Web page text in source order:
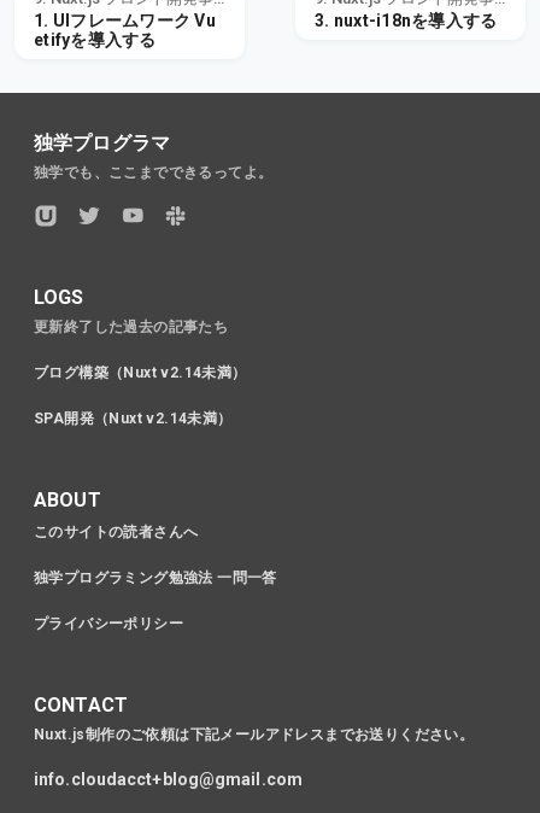
1. UIフレームワーク Vu
etifyを導入する
3. nuxt-i18nを導入する
独学プログラマ
独学でも、ここまでできるってよ。
LOGS
更新終了した過去の記事たち
ブログ構築（Nuxt v2.14未満）
SPA開発（Nuxt v2.14未満）
ABOUT
このサイトの読者さんへ
独学プログラミング勉強法 一問一答
プライバシーポリシー
CONTACT
Nuxt.js制作のご依頼は下記メールアドレスまでお送りください。
info.cloudacct+blog@gmail.com